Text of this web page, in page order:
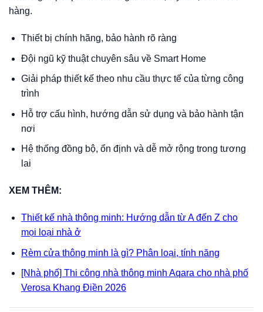
hàng.
Thiết bị chính hãng, bảo hành rõ ràng
Đội ngũ kỹ thuật chuyên sâu về Smart Home
Giải pháp thiết kế theo nhu cầu thực tế của từng công
trình
Hỗ trợ cấu hình, hướng dẫn sử dụng và bảo hành tận
nơi
Hệ thống đồng bộ, ổn định và dễ mở rộng trong tương
lai
XEM THÊM:
Thiết kế nhà thông minh: Hướng dẫn từ A đến Z cho
mọi loại nhà ở
Rèm cửa thông minh là gì? Phân loại, tính năng
[Nhà phố] Thi công nhà thông minh Aqara cho nhà phố
Verosa Khang Điền 2026